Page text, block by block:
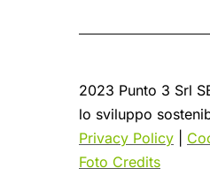
2023 Punto 3 Srl
lo sviluppo
Privacy Policy
Foto Credits